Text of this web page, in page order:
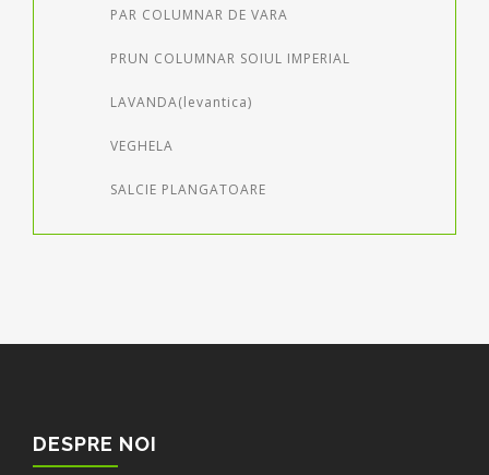
PAR COLUMNAR DE VARA
PRUN COLUMNAR SOIUL IMPERIAL
LAVANDA(levantica)
VEGHELA
SALCIE PLANGATOARE
DESPRE NOI